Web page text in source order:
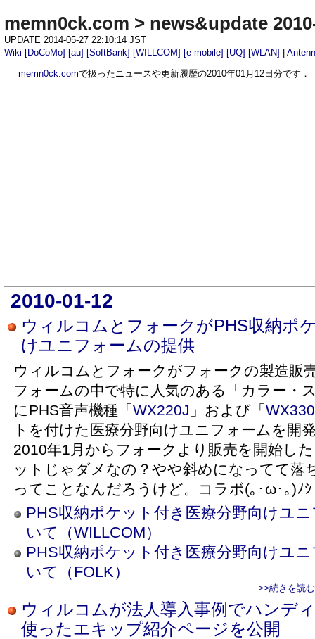
memn0ck.com > news&update
UPDATE 2014-05-27 22:10:14 JST
Wiki [DoCoMo] [au] [SoftBank] [WILLCOM] [e-mobile] [UQ] [WLAN] |
memn0ck.comで扱ったニュースや更新履歴の2010年01月12日分です．
2010-01-12
ウィルコムとフォークがPHS収納ポ
けユニフォームの提供
ウィルコムとフォークがフォークの製造販
フォームの中で特に人気のある「カラー・
にPHS音声機種「WX220J 」および「
トを付けた医療分野向けユニフォームを開
2010年1月からフォークより販売を開始し
ットじゃダメなの？やや斜めになってて落
ってことなんだろうけど。コラボ(｡･ω･｡)ﾉ
PHS収納ポケット付き医療分野向けユ
いて（WILLCOM）
PHS収納ポケット付き医療分野向けユ
いて（FOLK）
>>続きを読む
ウィルコムが法人導入事例でハンデ
使ったエキップ紹介ページを公開